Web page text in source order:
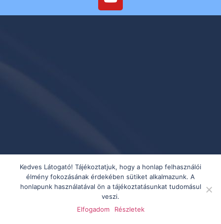
Kedves Látogató! Tájékoztatjuk, hogy a honlap felhasználói
élmény fokozásának érdekében sütiket alkalmazunk. A
honlapunk használatával ön a tájékoztatásunkat tudomásul
veszi.
Elfogadom
Részletek